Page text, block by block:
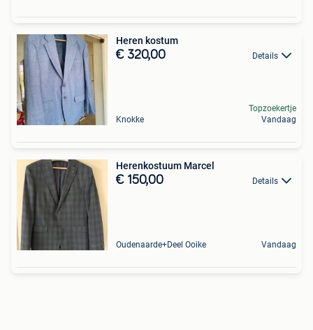
Heren kostum
€ 320,00 Details
Knokke
Topzoekertje
Vandaag
Herenkostuum Marcel
€ 150,00 Details
Oudenaarde+Deel Ooike Vandaag